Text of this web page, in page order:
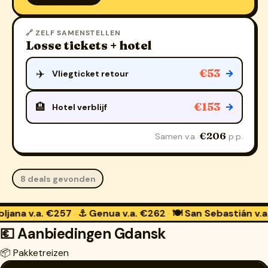
🔗 ZELF SAMENSTELLEN
Losse tickets + hotel
✈️ Vliegticket retour €53 →
🏨 Hotel verblijf €153 →
Samen v.a. €206 p.p.
8 deals gevonden
€257 · ⚓ Genuav.a. €262 · 🍽️ San Sebastiánv.a. €255 ·
💶 Aanbiedingen Gdansk
📦 Pakketreizen